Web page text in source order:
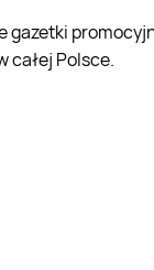
gazetki
całej Polsce.